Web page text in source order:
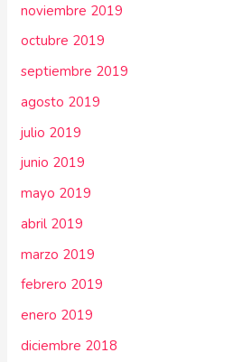
noviembre 2019
octubre 2019
septiembre 2019
agosto 2019
julio 2019
junio 2019
mayo 2019
abril 2019
marzo 2019
febrero 2019
enero 2019
diciembre 2018